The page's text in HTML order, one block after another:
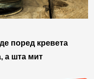
поред кревета
а шта мит